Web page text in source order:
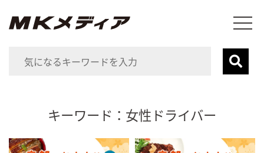
キーワード：女性ドライバー